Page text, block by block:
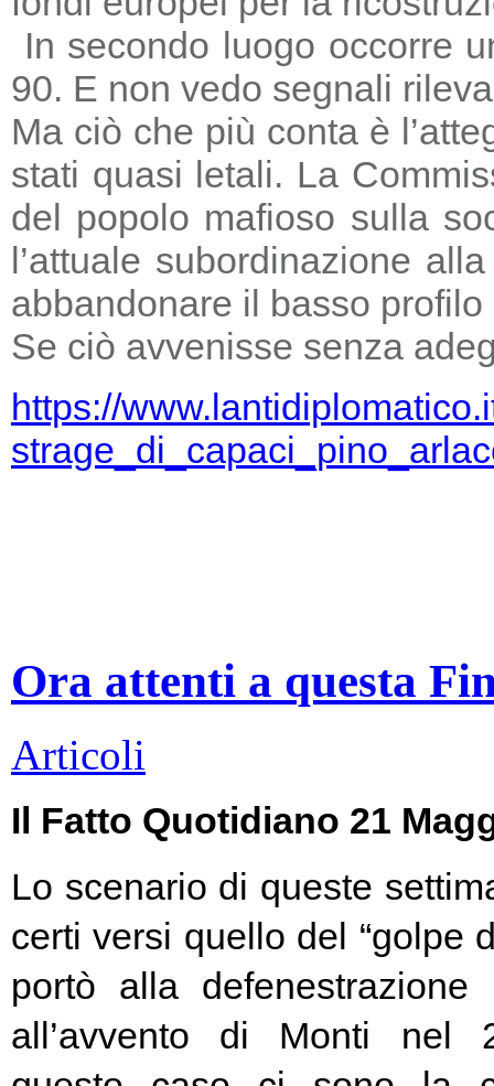
In secondo luogo occorre
90. E non vedo segnali
Ma ciò che più conta è
stati quasi letali. La
del popolo mafioso sulla
l’attuale subordinazione
abbandonare il basso
Se ciò avvenisse senza
https://
Ora attenti a questa
Articoli
Il Fatto Quotidiano 21
Lo scenario di queste
certi versi quello del “golpe
portò alla
all’avvento di Monti nel